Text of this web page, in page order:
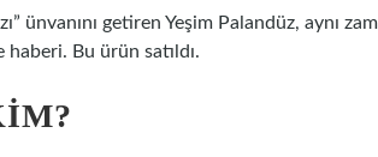
ünvanını getiren Yeşim Palandüz, aynı
Bu ürün satıldı.